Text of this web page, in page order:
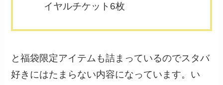
イヤルチケット6枚
と福袋限定アイテムも詰まっているのでスタバ
好きにはたまらない内容になっています。い